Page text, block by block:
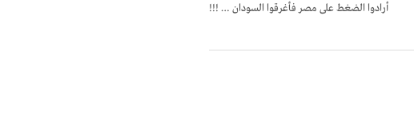
أرادوا الضغط على مصر فأغرقوا السودان … !!!